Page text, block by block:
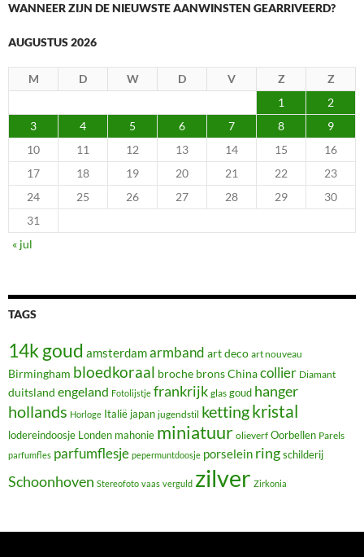
WANNEER ZIJN DE NIEUWSTE AANWINSTEN GEARRIVEERD?
AUGUSTUS 2026
M D W D V Z
Z
1
2
3
4 5 6 7 8
9
10
11 12 13 14 15
16
17
18 19 20 21 22
23
24
25 26 27 28 29
30
31
« jul
TAGS
14k goud amsterdamarmband art deco art nouveau
Birmingham bloedkoraal broche bronsChinacollier Diamant
duitsland engeland Fotolijstje frankrijk glas goud hanger
hollands Horloge Italië japan jugendstil kettingkristal
lodereindoosje Londen mahonie miniatuur olieverf Oorbellen Parels
parfumfles parfumflesje pepermuntdoosje porselein ringschilderij
Schoonhoven Stereofoto vaas verguld zilver Zirkonia